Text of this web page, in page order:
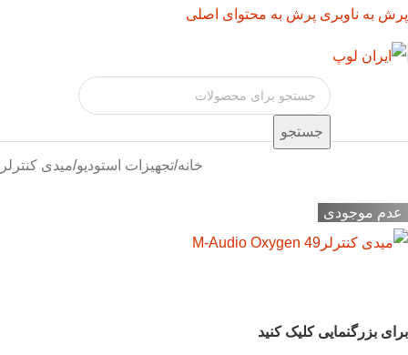
پرش به ناوبری پرش به محتوای اصلی
جستجو
خانه/تجهیزات استودیو/میدی کنترلر
عدم موجودی
برای بزرگنمایی کلیک کنید